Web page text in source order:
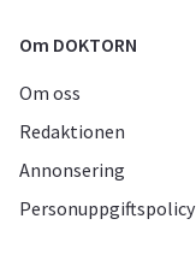
Om DOKTORN
Om oss
Redaktionen
Annonsering
Personuppgiftspolicy